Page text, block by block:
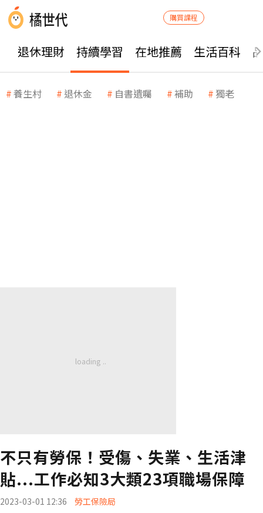
購買課程
退休理財 持續學習 在地推薦 生活百科
養生村 退休金 自書遺囑 補助 獨老
不只有勞保！受傷、失業、生活津
貼...工作必知3大類23項職場保障
2023-03-01 12:36 勞工保險局